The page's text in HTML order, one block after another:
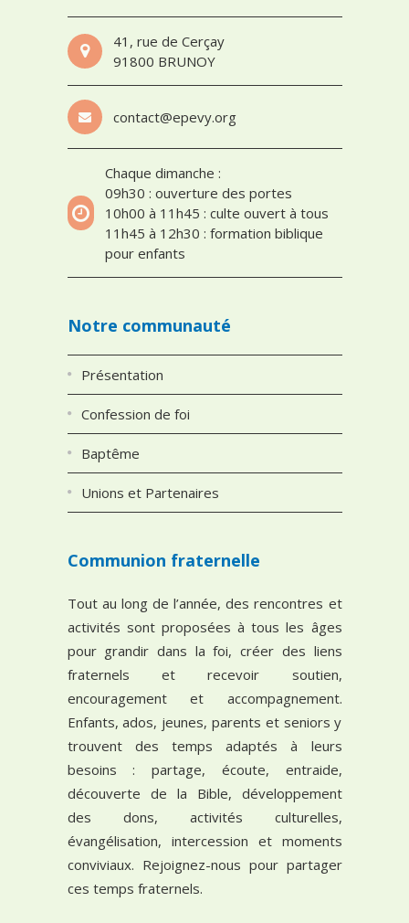
41, rue de Cerçay
91800 BRUNOY
contact@epevy.org
Chaque dimanche :
09h30 : ouverture des portes
10h00 à 11h45 : culte ouvert à tous
11h45 à 12h30 : formation biblique
pour enfants
Notre communauté
Présentation
Confession de foi
Baptême
Unions et Partenaires
Communion fraternelle
Tout au long de l’année, des rencontres et
activités sont proposées à tous les âges
pour grandir dans la foi, créer des liens
fraternels et recevoir soutien,
encouragement et accompagnement.
Enfants, ados, jeunes, parents et seniors y
trouvent des temps adaptés à leurs
besoins : partage, écoute, entraide,
découverte de la Bible, développement
des dons, activités culturelles,
évangélisation, intercession et moments
conviviaux. Rejoignez-nous pour partager
ces temps fraternels.